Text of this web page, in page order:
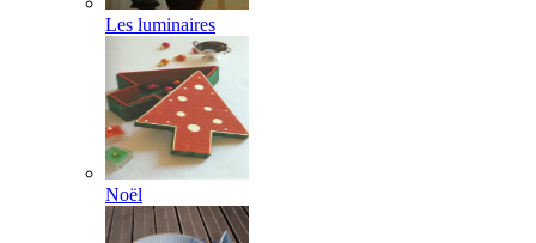
Les luminaires
Noël